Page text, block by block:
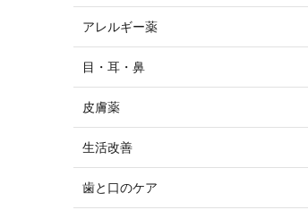
アレルギー薬
目・耳・鼻
皮膚薬
生活改善
歯と口のケア